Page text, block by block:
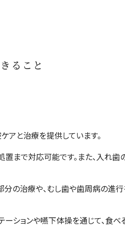
ること
アと治療を提供しています。
置まで対応可能です。また、入れ
の治療や、むし歯や歯周病の進
ーションや嚥下体操を通じて、食